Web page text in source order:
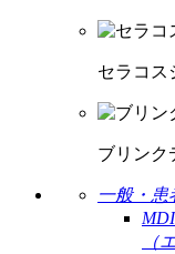
セラコス
ブリンク
一般・患
（